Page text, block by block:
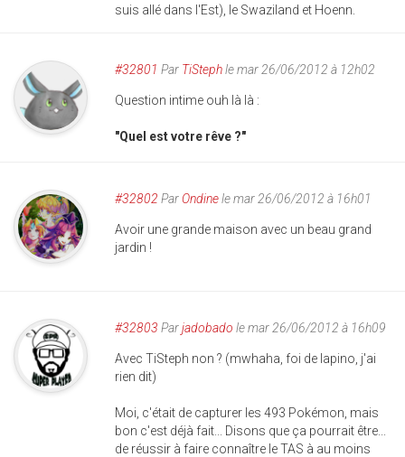
suis allé dans l'Est), le Swaziland et Hoenn.
#32801 Par TiStephle mar 26/06/2012 à 12h02
Question intime ouh là là :
"Quel est votre rêve ?"
#32802 ParOndinele mar 26/06/2012 à 16h01
Avoir une grande maison avec un beau grand
jardin !
#32803 Parjadobado le mar 26/06/2012 à 16h09
Avec TiSteph non ? (mwhaha, foi de lapino, j'ai
rien dit)
Moi, c'était de capturer les 493 Pokémon, mais
bon c'est déjà fait... Disons que ça pourrait être...
de réussir à faire connaître le TAS à au moins